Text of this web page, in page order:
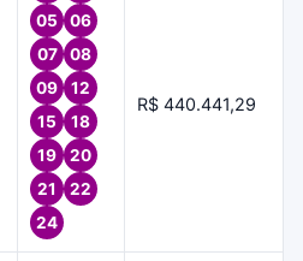
05
06
07
08
09
12
15
18
19
20
21
22
24
R$ 440.441,29